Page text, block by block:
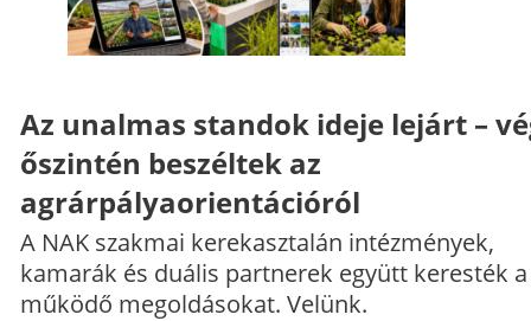
Az unalmas standok ideje lejárt –
őszintén beszéltek az
agrárpályaorientációról
A NAK szakmai kerekasztalán intézmények,
kamarák és duális partnerek együtt keresték a
működő megoldásokat. Velünk.